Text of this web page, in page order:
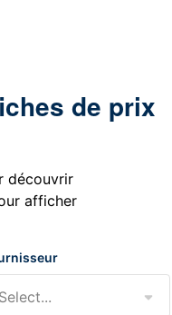
de prix
découvrir
afficher
Select...